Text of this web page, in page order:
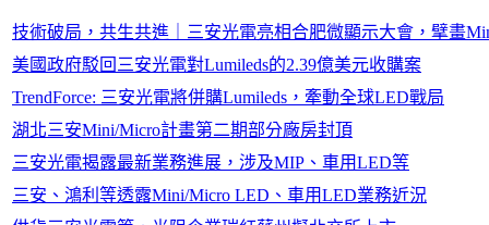
技術破局，共生共進｜三安光電亮相合肥微顯示大會，擘畫
美國政府駁回三安光電對Lumileds的2.39億美元收購案
TrendForce: 三安光電將併購Lumileds，牽動全球LED戰局
湖北三安Mini/Micro計畫第二期部分廠房封頂
三安光電揭露最新業務進展，涉及MIP、車用LED等
三安、鴻利等透露Mini/Micro LED、車用LED業務近況